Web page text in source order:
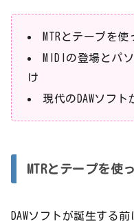
MTRとテープを
MIDIの登場とパ
け
現代のDAWソフ
MTRとテープを使
DAWソフトが誕生する